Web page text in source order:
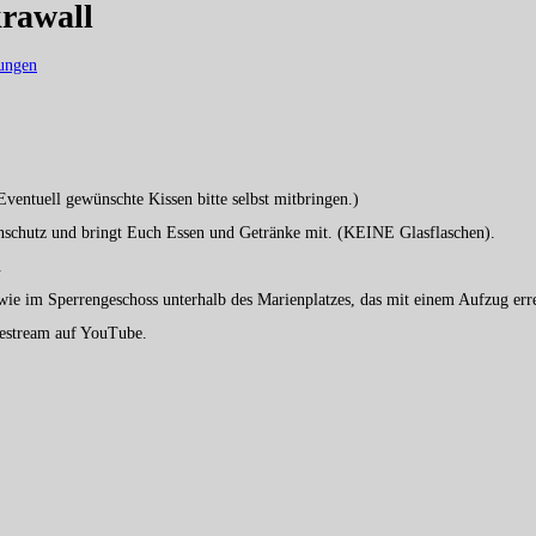
gewünschte Kissen bitte selbst mitbringen.)
und bringt Euch Essen und Getränke mit. (KEINE Glasflaschen).
im Sperrengeschoss unterhalb des Marienplatzes, das mit einem Aufzug
auf YouTube.